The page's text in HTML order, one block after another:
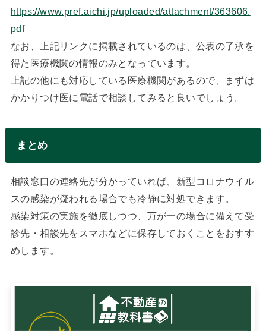
https://www.pref.aichi.jp/uploaded/attachment/363606.
pdf
なお、上記リンクに掲載されているのは、公表の了承を
得た医療機関の情報のみとなっています。
上記の他にも対応している医療機関があるので、まずは
かかりつけ医に電話で相談してみると良いでしょう。
まとめ
相談窓口の連絡先が分かっていれば、新型コロナウイル
スの感染が疑われる場合でも冷静に対処できます。
感染対策の実施を徹底しつつ、万が一の場合に備えて受
診先・相談先をスマホなどに保存しておくことをおすす
めします。